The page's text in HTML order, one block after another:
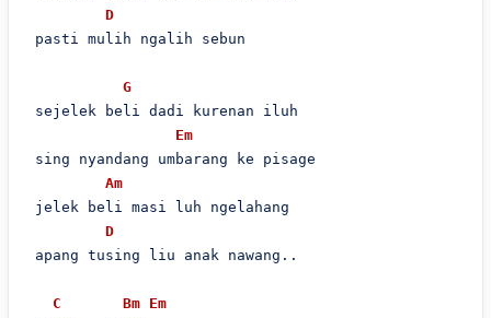
D
pasti mulih ngalih sebun
G
sejelek beli dadi kurenan iluh
Em
sing nyandang umbarang ke pisage
Am
jelek beli masi luh ngelahang
D
apang tusing liu anak nawang..
C Bm
Em